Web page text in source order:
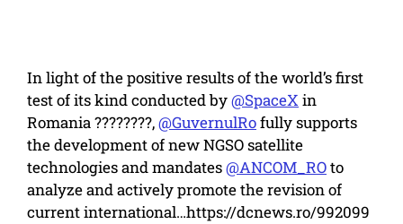
In light of the positive results of the world’s first
test of its kind conducted by@SpaceX in
Romania ????????,@GuvernulRofully supports
the development of new NGSO satellite
technologies and mandates@ANCOM_ROto
analyze and actively promote the revision of
current international…https://dcnews.ro/992099